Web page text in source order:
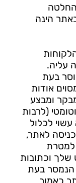
הינה
עליה.
בעת
אודות
ומבצע
(לרבות
עשוי לכלול
לאתר,
למטרת
שלך וכתובות
הנמסר בעת